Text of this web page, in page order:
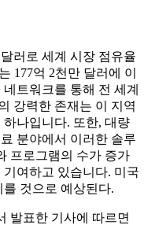
러로 세계 시장 점유율
177억 2천만 달러에 이
트워크를 통해 전 세계
강력한 존재는 이 지역
나입니다. 또한, 대량
분야에서 이러한 솔루
프로그램의 수가 증가
여하고 있습니다. 미국
를 것으로 예상된다.
발표한 기사에 따르면